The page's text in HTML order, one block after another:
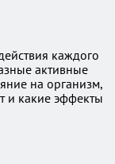
каждого
активные
на организм,
и какие эффекты